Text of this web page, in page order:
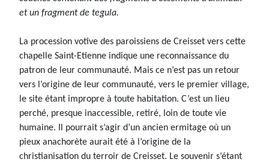
et un fragment de tegula.
La procession votive des paroissiens de Creisset vers cette
chapelle Saint-Etienne indique une reconnaissance du
patron de leur communauté. Mais ce n’est pas un retour
vers l’origine de leur communauté, vers le premier village,
le site étant impropre à toute habitation. C’est un lieu
perché, presque inaccessible, retiré, loin de toute vie
humaine. Il pourrait s’agir d’un ancien ermitage où un
pieux anachorète aurait été à l’origine de la
christianisation du terroir de Creisset. Le souvenir s’étant